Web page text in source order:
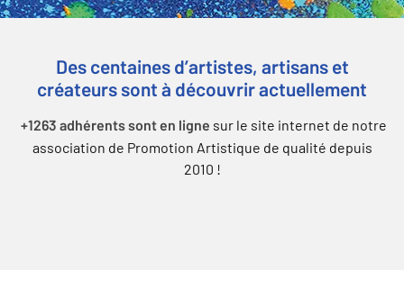
Des centaines d’artistes, artisans et
créateurs sont à découvrir actuellement
+1263 adhérents sont en ligne sur le site internet de notre
association de Promotion Artistique de qualité depuis
2010 !